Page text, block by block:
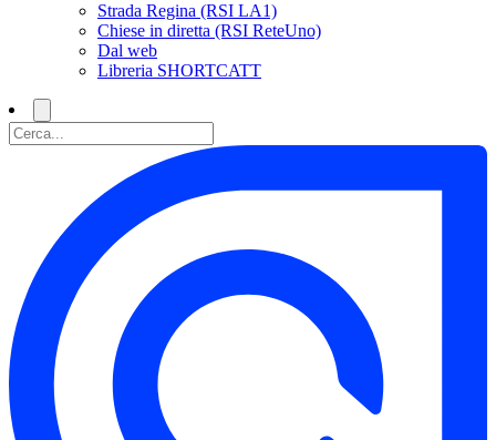
Strada Regina (RSI LA1)
Chiese in diretta (RSI ReteUno)
Dal web
Libreria SHORTCATT